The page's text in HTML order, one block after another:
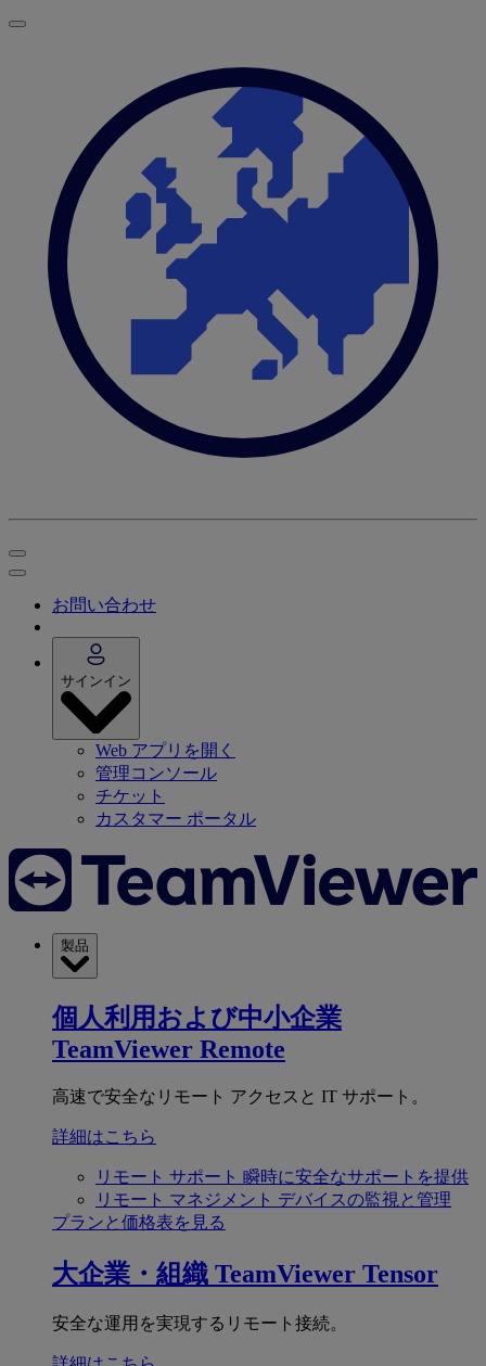
お問い合わせ
サインイン
Web アプリを開く
管理コンソール
チケット
カスタマー ポータル
製品
個人利用および中小企業
TeamViewer Remote
高速で安全なリモート アクセスと IT サポート。
詳細はこちら
リモート サポート 瞬時に安全なサポートを提供
リモート マネジメント デバイスの監視と管理
プランと価格表を見る
大企業・組織 TeamViewer Tensor
安全な運用を実現するリモート接続。